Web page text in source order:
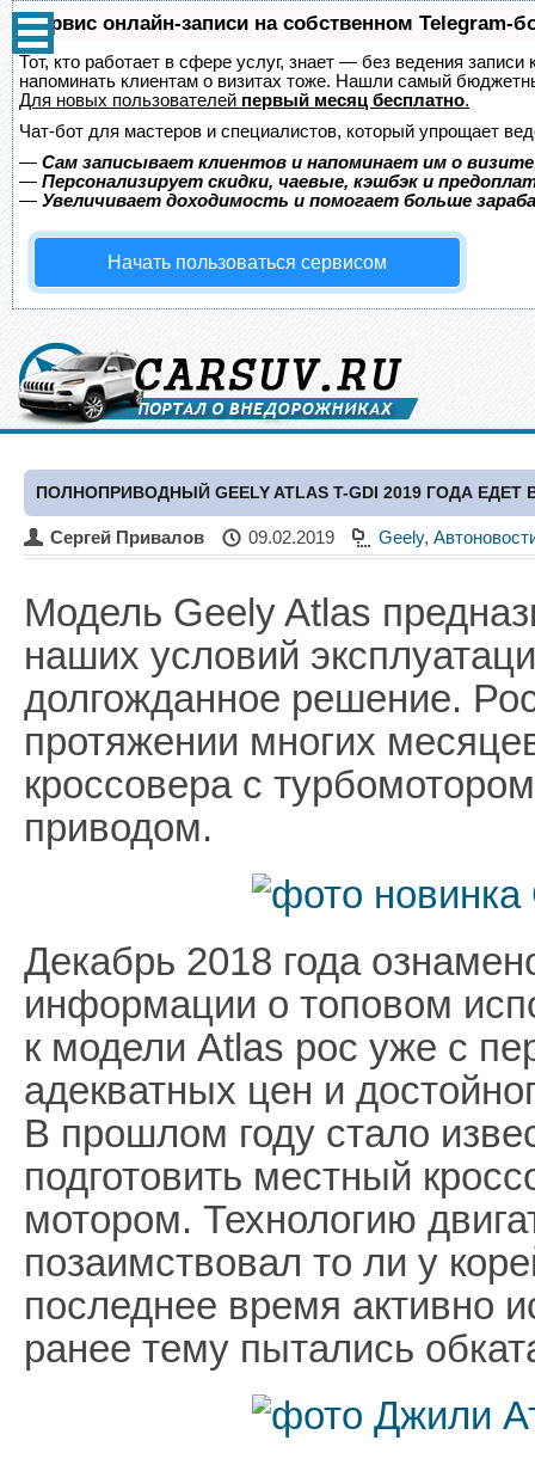
Сервис онлайн-записи на собственном Telegram-
Тот, кто работает в сфере услуг, знает — без ведения
напоминать клиентам о визитах тоже. Нашли самый
Для новых пользователей первый месяц бесплатно.
Чат-бот для мастеров и специалистов, который упрощает
— Сам записывает клиентов и напоминает им о
— Персонализирует скидки, чаевые, кэшбэк и
— Увеличивает доходимость и помогает больше
Начать пользоваться сервисом
ПОЛНОПРИВОДНЫЙ GEELY ATLAS T-GDI 2019 ГОДА
Сергей Привалов 09.02.2019 Geely,
Модель Geely Atlas
наших условий
долгожданное решение.
протяжении многих
кроссовера с
приводом.
Декабрь 2018 года
информации о топовом
к модели Atlas рос уже с
адекватных цен и
В прошлом году стало
подготовить местный
мотором. Технологию
позаимствовал то ли у
последнее время активно
ранее тему пытались